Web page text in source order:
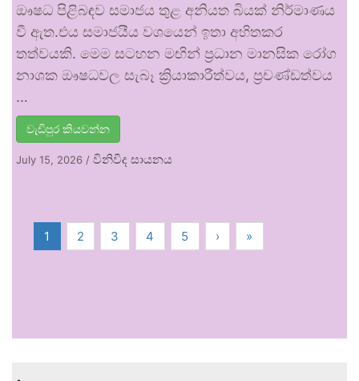
ඖෂධ පිළිබඳව සමාජය තුළ අනියත බියක් නිර්මාණය
වී ඇත.එය සමාජයීය වශයෙන් ඉතා අහිතකර
තත්වයකි. මෙම සටහන මඟින් ප්‍රධාන මානසික රෝග
නාශක ඖෂධවල සැබෑ ක්‍රියාකාරීත්වය, ප්‍රචණ්ඩත්වය
…
වැඩිපුර කියවන්න
July 15, 2026 / විනිවිද සායනය
1 2 3 4 5 › »
.